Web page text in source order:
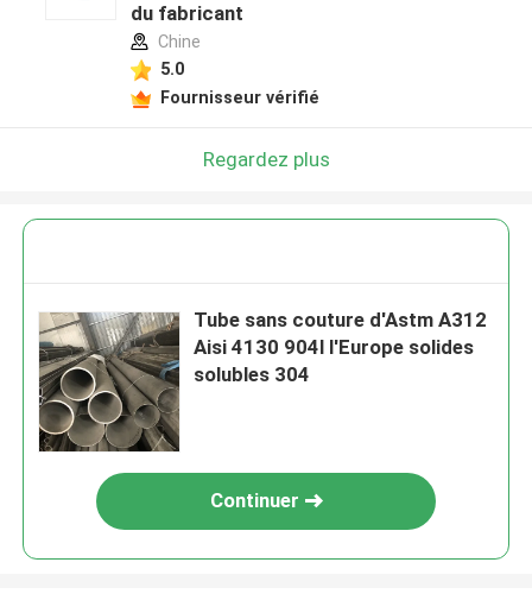
du fabricant
Chine
5.0
Fournisseur vérifié
Regardez plus
Tube sans couture d'Astm A312
Aisi 4130 904l l'Europe solides
solubles 304
Continuer